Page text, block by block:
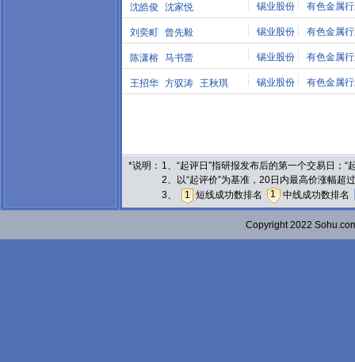
沈皓俊 沈家悦 锡业股份 有色金属
刘奕町 曾先毅 锡业股份 有色金属
陈潇榕 马书蕾 锡业股份 有色金属
王招华 方驭涛 王秋琪 锡业股份 有色金属
*说明： 1、“起评日”指研报发布后的第一个交易日；
2、以“起评价”为基准，20日内最高价涨幅
3、
1 短线成功数排名 1 中线成功数排名
Copyright 2022